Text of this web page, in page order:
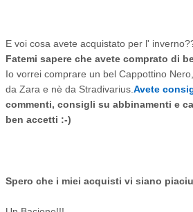
E voi cosa avete acquistato per l'
Fatemi sapere che avete comprato di
Io vorrei comprare un bel Cappottino
da Zara e nè da Stradivarius. Avete
commenti, consigli su abbinamenti e
ben accetti :-)
Spero che i miei acquisti vi siano